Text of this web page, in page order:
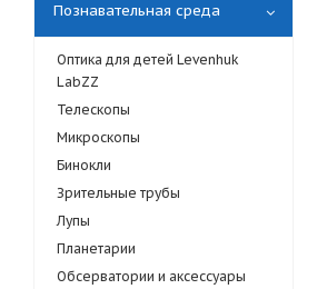
Познавательная среда
Оптика для детей Levenhuk
LabZZ
Телескопы
Микроскопы
Бинокли
Зрительные трубы
Лупы
Планетарии
Обсерватории и аксессуары